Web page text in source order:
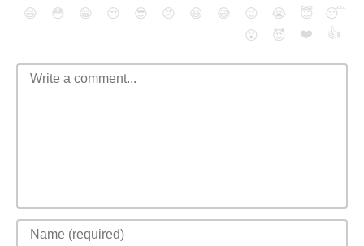
😄 😳 😁 😒 😎 😠 😆 😅 😉 😭 😇
😴
😮
😈 ❤️ 👍